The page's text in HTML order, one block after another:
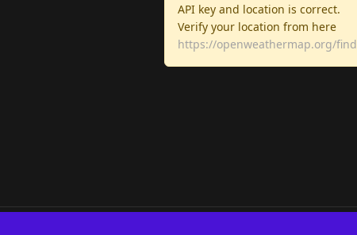
API key and location is correct.
Verify your location from here
https://openweathermap.org/find